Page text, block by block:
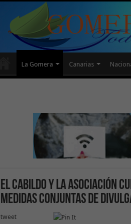
La Gomera Canarias
El Cabildo y la Asociación
medidas conjuntas de
tweet